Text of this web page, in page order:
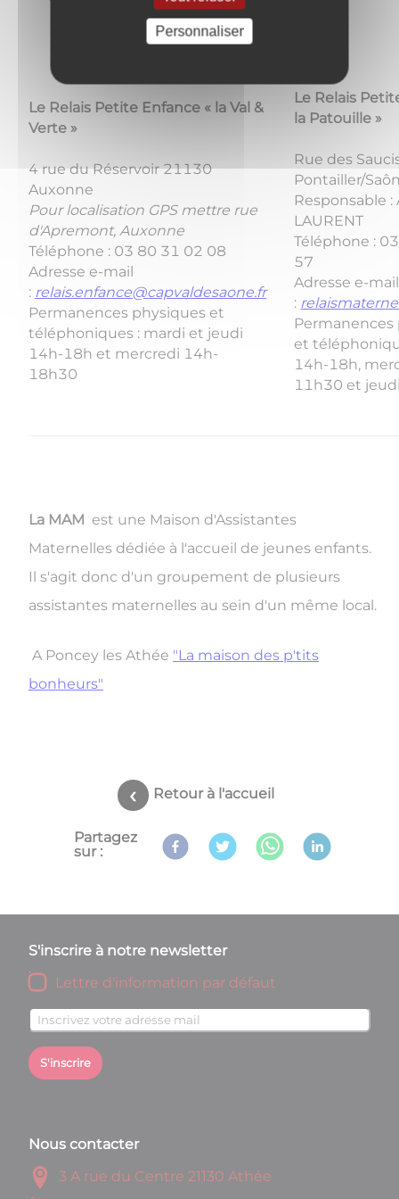
Le Relais Petite Enfance « la Val &
Verte »
4 rue du Réservoir 21130
Auxonne
Pour localisation GPS mettre rue
d'Apremont, Auxonne
Téléphone : 03 80 31 02 08
Adresse e-mail
: relais.enfance@capvaldesaone.fr
Permanences physiques et
téléphoniques : mardi et jeudi
14h-18h et mercredi 14h-
18h30
Le Relais
la Patouille »
Rue des
Pontailler/
Responsable
LAURENT
Téléphone :
57
Adresse e-mail
:
et
14h-18h,
11h30 et
La MAM est une Maison d'Assistantes
Maternelles dédiée à l'accueil de jeunes enfants.
Il s'agit donc d'un groupement de plusieurs
assistantes maternelles au sein d'un même local.
A Poncey les Athée "La maison des p'tits
bonheurs"
Retour à l'accueil
Partagez
sur :
S'inscrire à notre newsletter
Lettre d'information par défaut
S'inscrire
Nous contacter
3 A rue du Centre 21130 Athée
Personnaliser